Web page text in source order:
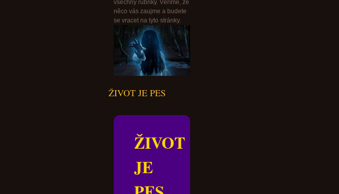
všechny rubriky. Věříme, že
něco vás zaujme a budete
se vracet na tyto stránky.
ŽIVOT JE PES
ŽIVOT
JE